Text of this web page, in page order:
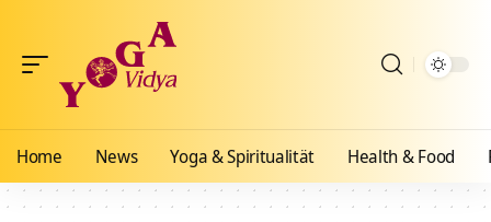
Home News Yoga & Spiritualität Health & Food